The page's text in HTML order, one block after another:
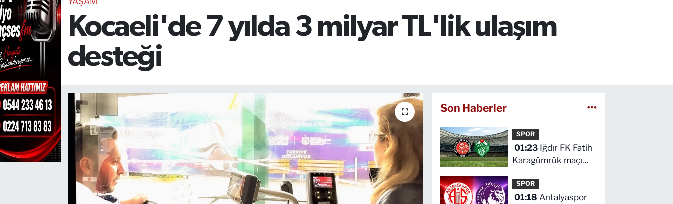
Kocaeli'de 7 yılda 3 milyar TL'lik ulaşım
desteği
Son Haberler
SPOR
01:23
Karagümrük maçı
hangi kanalda saat
kaçta
SPOR
01:18 Antalyaspor
TEKNOLOJİ
CANLI DİNLE
RESMİ İLANLAR
Gencsesfm Canlı Dinle